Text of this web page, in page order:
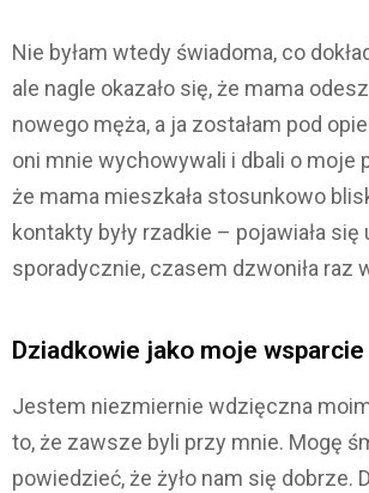
Nie byłam wtedy świadoma, co
ale nagle okazało się, że mama
nowego męża, a ja zostałam pod
oni mnie wychowywali i dbali o moje
że mama mieszkała stosunkowo
kontakty były rzadkie – pojawiała się
sporadycznie, czasem dzwoniła raz
Dziadkowie jako moje wsparcie
Jestem niezmiernie wdzięczna
to, że zawsze byli przy mnie. Mogę
powiedzieć, że żyło nam się dobrze.